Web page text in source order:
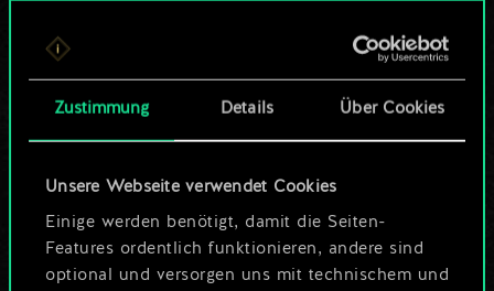
Zustimmung Details Über Cookies
Unsere Webseite verwendet Cookies
Einige werden benötigt, damit die Seiten-
Features ordentlich funktionieren, andere sind
optional und versorgen uns mit technischem und
Bis jetzt ist dies nur
ein geteilter Satz
Karten.
Wo es doch so viel
mehr sein kann!